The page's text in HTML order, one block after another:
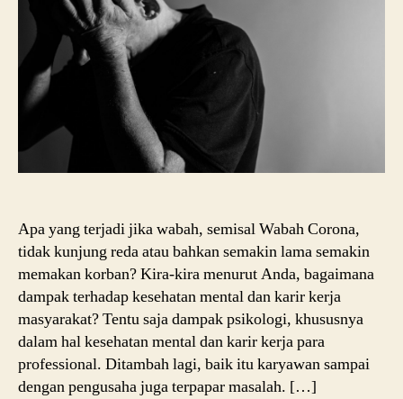
Apa yang terjadi jika wabah, semisal Wabah Corona,
tidak kunjung reda atau bahkan semakin lama semakin
memakan korban? Kira-kira menurut Anda, bagaimana
dampak terhadap kesehatan mental dan karir kerja
masyarakat? Tentu saja dampak psikologi, khususnya
dalam hal kesehatan mental dan karir kerja para
professional. Ditambah lagi, baik itu karyawan sampai
dengan pengusaha juga terpapar masalah. […]